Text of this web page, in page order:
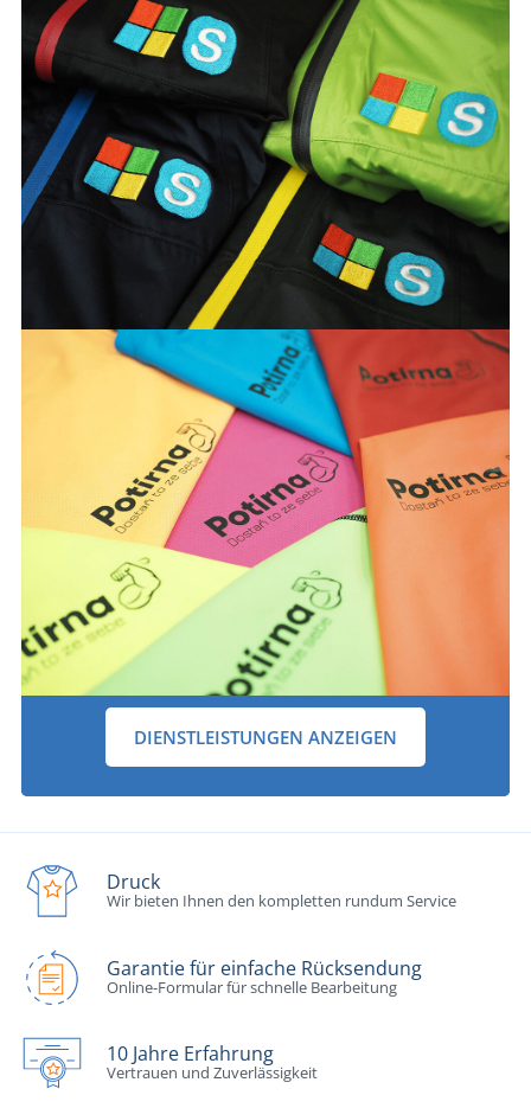
DIENSTLEISTUNGEN ANZEIGEN
Druck
Wir bieten Ihnen den kompletten rundum Service
Garantie für einfache Rücksendung
Online-Formular für schnelle Bearbeitung
10 Jahre Erfahrung
Vertrauen und Zuverlässigkeit